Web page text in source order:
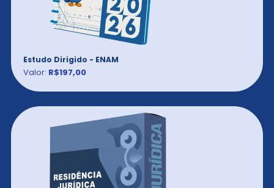
Estudo Dirigido - ENAM
Valor: R$197,00